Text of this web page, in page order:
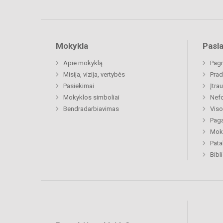
Mokykla
Apie mokyklą
Misija, vizija, vertybės
Pasiekimai
Mokyklos simboliai
Bendradarbiavimas